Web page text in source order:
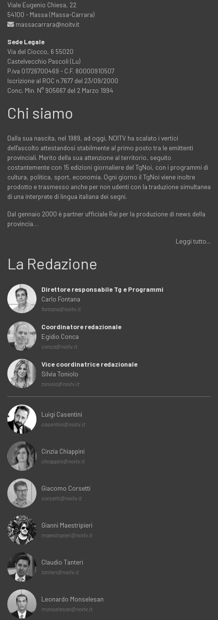
Viale Eugenio Chiesa, 22
54100 - Massa (Massa-Carrara)
massacarrara@noitv.it
Sede Legale
Via del Ciocco, 6 55020
Castelvecchio Pascoli (Lu)
P.iva 01726700469 - C.F. 80000910507
Iscrizione al ROC n.7677 del 23/09/2000
Conc. Min. N° 905667 del 2 Marzo 1994
Chi siamo
Dalla sua nascita, nel 1989, ad oggi, NOITV ha scalato i vertici
dell'ascolto attestandosi stabilmente al primo posto tra le emittenti
provinciali. Merito della sua attenzione al territorio, seguito
costantemente con 15 edizioni giornaliere del TgNoi, con i programmi di
cultura, politica, sport, economia. Ogni giorno il TgNoi viene inoltre
prodotto e trasmesso anche per non udenti con la traduzione simultanea
di una interprete di lingua italiana dei segni.
Dal gennaio 2000 è partner ufficiale Rai per la produzione di news della
provincia…
Leggi tutto...
La Redazione
Direttore responsabile Tg e Programmi
Carlo Fontana
fontana@noitv.it
Coordinatore redazionale
Egidio Conca
conca@noitv.it
Vice coordinatrice redazionale
Silvia Toniolo
toniolo@noitv.it
Luigi Casentini
casentini@noitv.it
Cinzia Chiappini
chiappini@noitv.it
Giacomo Corsetti
corsetti@noitv.it
Gianni Maestripieri
maestripieri@noitv.it
Claudio Tanteri
tanteri@noitv.it
Leonardo Monselesan
monselesan@noitv.it